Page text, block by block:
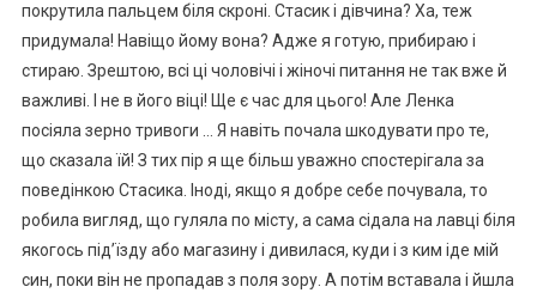
покрутила пальцем біля скроні. Стасик і дівчина? Ха, теж
придумала! Навіщо йому вона? Адже я готую, прибираю і
стираю. Зрештою, всі ці чоловічі і жіночі питання не так вже й
важливі. І не в його віці! Ще є час для цього! Але Ленка
посіяла зерно тривоги … Я навіть почала шкодувати про те,
що сказала їй! З тих пір я ще більш уважно спостерігала за
поведінкою Стасика. Іноді, якщо я добре себе почувала, то
робила вигляд, що гуляла по місту, а сама сідала на лавці біля
якогось під’їзду або магазину і дивилася, куди і з ким іде мій
син, поки він не пропадав з поля зору. А потім вставала і йшла